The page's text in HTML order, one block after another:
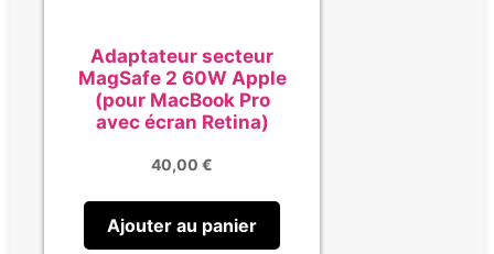
Adaptateur secteur
MagSafe 2 60W Apple
(pour MacBook Pro
avec écran Retina)
40,00 €
Ajouter au panier